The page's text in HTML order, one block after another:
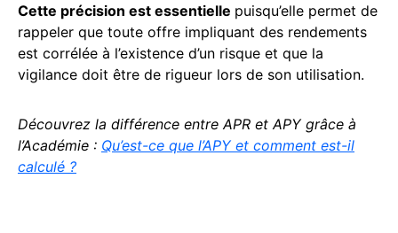
Cette précision est essentielle puisqu’elle permet de
rappeler que toute offre impliquant des rendements
est corrélée à l’existence d’un risque et que la
vigilance doit être de rigueur lors de son utilisation.
Découvrez la différence entre APR et APY grâce à
l’Académie : Qu’est-ce que l’APY et comment est-il
calculé ?